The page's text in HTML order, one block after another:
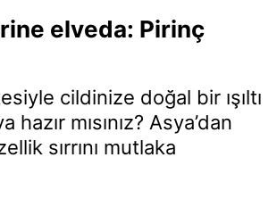
elveda: Pirinç
cildinize doğal bir ışıltı
hazır mısınız? Asya’dan
sırrını mutlaka